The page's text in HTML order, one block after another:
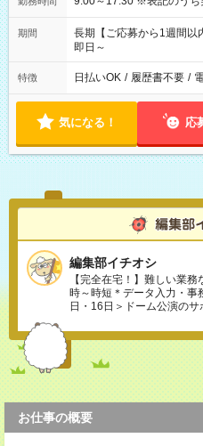
期間
長期【ご応募から1週間以
即日～
特徴 日払いOK / 履歴書不要 /
気になる！ 応
編集部イチオシ
【完全在宅！】難しい業
時～時短＊データ入力・事
日・16日＞ドーム公演の
お仕事の概要